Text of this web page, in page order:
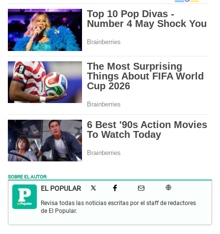
SOBRE EL AUTOR:
EL POPULAR
Revisa todas las noticias escritas por el staff de redactores
de El Popular.